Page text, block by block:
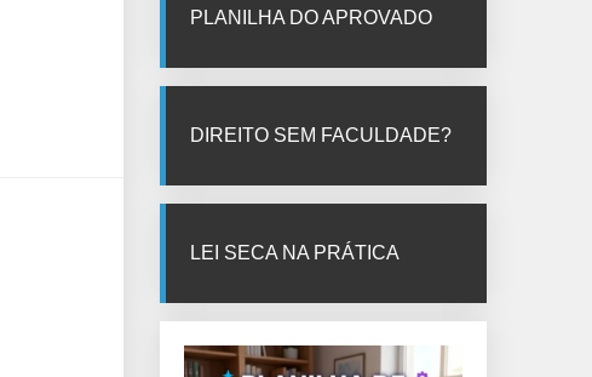
PLANILHA DO APROVADO
DIREITO SEM FACULDADE?
LEI SECA NA PRÁTICA